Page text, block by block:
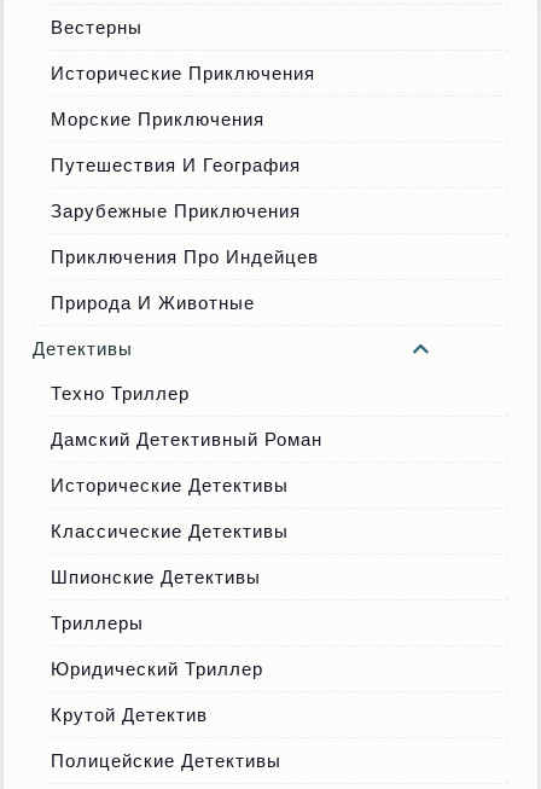
Вестерны
Исторические Приключения
Морские Приключения
Путешествия И География
Зарубежные Приключения
Приключения Про Индейцев
Природа И Животные
Детективы
Техно Триллер
Дамский Детективный Роман
Исторические Детективы
Классические Детективы
Шпионские Детективы
Триллеры
Юридический Триллер
Крутой Детектив
Полицейские Детективы